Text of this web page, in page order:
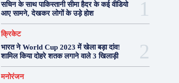
सचिन के साथ पाकिस्तानी सीमा हैदर के कई वीडियो
आए सामने, देखकर लोगों के उड़े होश
क्रिकेट
भारत ने World Cup 2023 में खेला बड़ा दांव!
शामिल किया दोहरे शतक लगाने वाले 3 खिलाड़ी
मनोरंजन